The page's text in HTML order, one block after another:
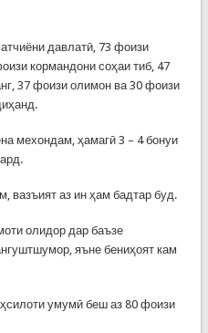
давлатӣ, 73 фоизи
кормандони соҳаи тиб, 47
37 фоизи олимон ва 30 фоизи
мехондам, ҳамагӣ 3 – 4 бонуи
вазъият аз ин ҳам бадтар буд.
олидор дар баъзе
яъне бениҳоят кам
умумӣ беш аз 80 фоизи